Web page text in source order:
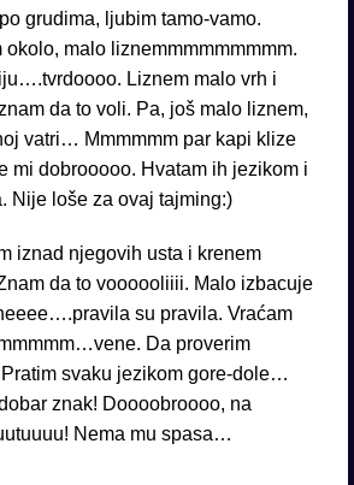
grudima, ljubim tamo-vamo.
okolo, malo liznemmmmmmmmm.
Liznem malo vrh i
da to voli. Pa, još malo liznem,
vatri… Mmmmmm par kapi klize
mi dobrooooo. Hvatam ih jezikom i
Nije loše za ovaj tajming:)
iznad njegovih usta i krenem
da to voooooliiii. Malo izbacuje
su pravila. Vraćam
Da proverim
svaku jezikom gore-dole…
znak! Doooobroooo, na
Nema mu spasa…